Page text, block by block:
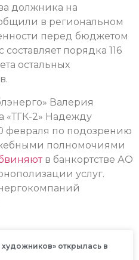
должника на
в региональном
перед бюджетом
порядка 116
остальных
Валерия
«ТГК-2» Надежду
февраля по подозрению
полномочиями
в банкортстве АО
услуг.
открылась в